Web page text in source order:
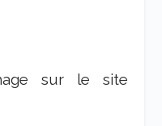
sur le site